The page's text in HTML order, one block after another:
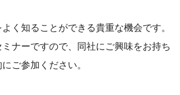
く知ることができる貴重な機会です。
ナーですので、同社にご興味をお持ち
ご参加ください。